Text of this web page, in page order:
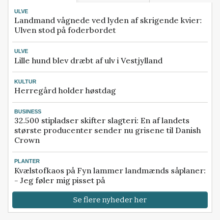
ULVE
Landmand vågnede ved lyden af skrigende kvier:
Ulven stod på foderbordet
ULVE
Lille hund blev dræbt af ulv i Vestjylland
KULTUR
Herregård holder høstdag
BUSINESS
32.500 stipladser skifter slagteri: En af landets
største producenter sender nu grisene til Danish
Crown
PLANTER
Kvælstofkaos på Fyn lammer landmænds såplaner:
- Jeg føler mig pisset på
Se flere nyheder her